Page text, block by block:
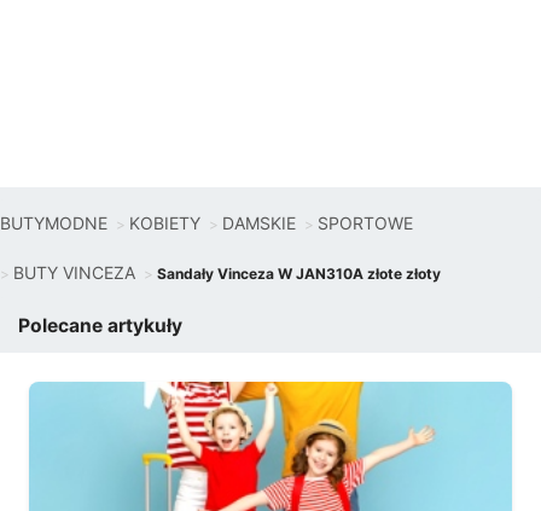
BUTYMODNE KOBIETY DAMSKIE SPORTOWE
BUTY VINCEZA Sandały Vinceza W JAN310A złote złoty
Polecane artykuły